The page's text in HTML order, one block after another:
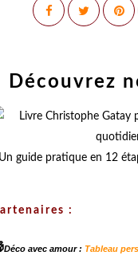
Découvrez
Un guide pratique en 12
:
Déco avec amour : Tableau